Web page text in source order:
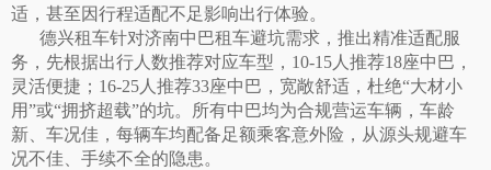
适，甚至因行程适配不足影响出行体验。
德兴租车针对济南中巴租车避坑需求，推出精准适配服
务，先根据出行人数推荐对应车型， 10-15人推荐18座中巴，
灵活便捷；16-25人推荐33座中巴，宽敞舒适，杜绝“大材小
用”或“拥挤超载”的坑。所有中巴均为合规营运车辆，车龄
新、车况佳，每辆车均配备足额乘客意外险，从源头规避车
况不佳、手续不全的隐患。